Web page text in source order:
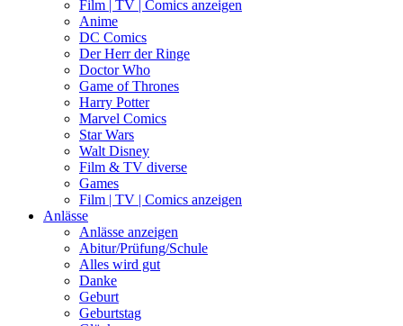
Film | TV | Comics anzeigen
Anime
DC Comics
Der Herr der Ringe
Doctor Who
Game of Thrones
Harry Potter
Marvel Comics
Star Wars
Walt Disney
Film & TV diverse
Games
Film | TV | Comics anzeigen
Anlässe
Anlässe anzeigen
Abitur/Prüfung/Schule
Alles wird gut
Danke
Geburt
Geburtstag